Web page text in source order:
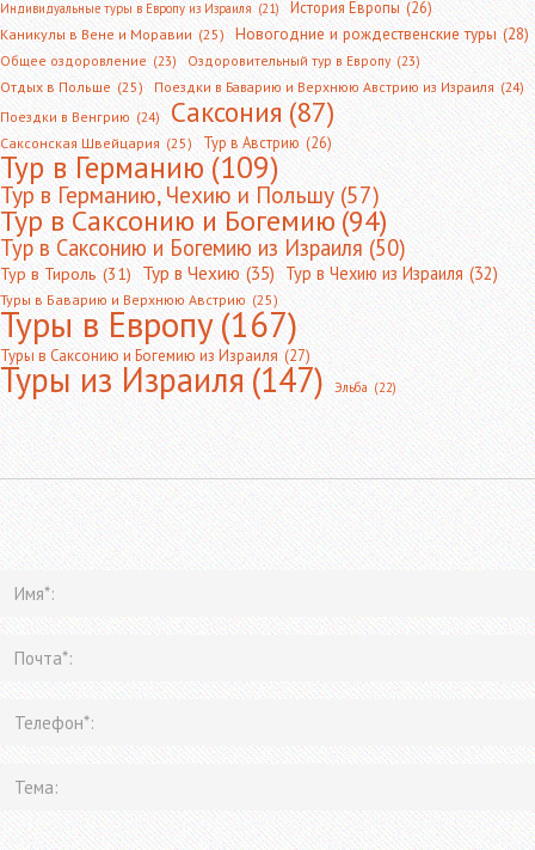
Индивидуальные туры в Европу из Израиля (21) История Европы (26)
Каникулы в Вене и Моравии (25) Новогодние и рождественские туры (28)
Общее оздоровление (23) Оздоровительный тур в Европу (23)
Отдых в Польше (25) Поездки в Баварию и Верхнюю Австрию из Израиля (24)
Поездки в Венгрию (24) Саксония (87)
Саксонская Швейцария (25) Тур в Австрию (26)
Тур в Германию(109)
Тур в Германию, Чехию и Польшу (57)
Тур в Саксонию и Богемию(94)
Тур в Саксонию и Богемию из Израиля (50)
Тур в Тироль (31) Тур в Чехию (35) Тур в Чехию из Израиля (32)
Туры в Баварию и Верхнюю Австрию (25)
Туры в Европу(167)
Туры в Саксонию и Богемию из Израиля (27)
Туры из Израиля(147) Эльба (22)